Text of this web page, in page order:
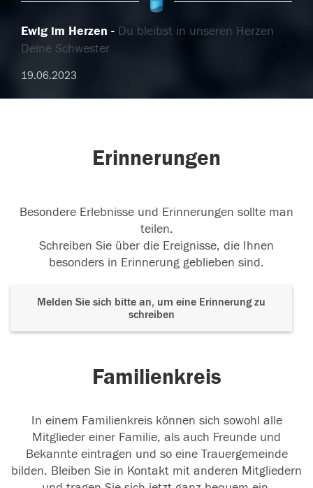
Ewig im Herzen
Du bleibst in unseren Herzen
Deine Schwester
19.06.2023
Erinnerungen
Besondere Erlebnisse und Erinnerungen sollte man
teilen.
Schreiben Sie über die Ereignisse, die Ihnen
besonders in Erinnerung geblieben sind.
Melden Sie sich bitte an, um eine Erinnerung zu
schreiben
Familienkreis
In einem Familienkreis können sich sowohl alle
Mitglieder einer Familie, als auch Freunde und
Bekannte eintragen und so eine Trauergemeinde
bilden. Bleiben Sie in Kontakt mit anderen Mitgliedern